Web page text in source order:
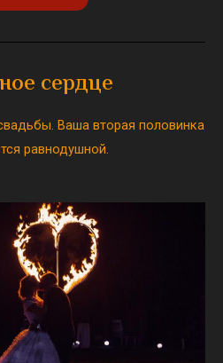
сердце
Ваша вторая половинка
равнодушной.